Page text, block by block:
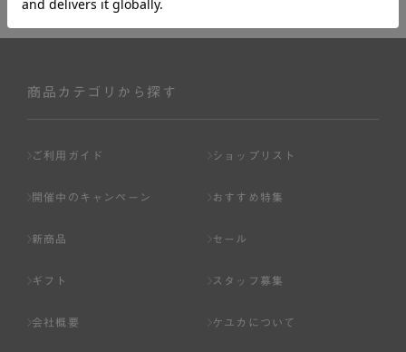
商品カテゴリから探す
ご利用ガイド ショップリスト
開催中のキャンペーン おすすめ特集
新商品 セール
ギフト スタッフ募集
会社概要 ケユカについて